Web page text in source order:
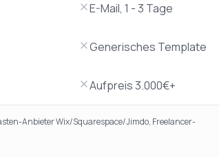
E-Mail, 1 - 3 Tage
Generisches Template
Aufpreis 3.000€+
Anbieter Wix/Squarespace/Jimdo, Freelancer-